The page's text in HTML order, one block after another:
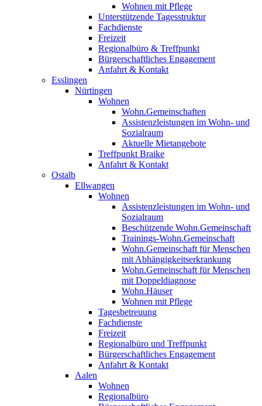
Wohnen mit Pflege
Unterstützende Tagesstruktur
Fachdienste
Freizeit
Regionalbüro & Treffpunkt
Bürgerschaftliches Engagement
Anfahrt & Kontakt
Esslingen
Nürtingen
Wohnen
Wohn.Gemeinschaften
Assistenzleistungen im Wohn- und
Sozialraum
Aktuelle Mietangebote
Treffpunkt Braike
Anfahrt & Kontakt
Ostalb
Ellwangen
Wohnen
Assistenzleistungen im Wohn- und
Sozialraum
Beschützende Wohn.Gemeinschaft
Trainings-Wohn.Gemeinschaft
Wohn.Gemeinschaft für Menschen
mit Abhängigkeitserkrankung
Wohn.Gemeinschaft für Menschen
mit Doppeldiagnose
Wohn.Häuser
Wohnen mit Pflege
Tagesbetreuung
Fachdienste
Freizeit
Regionalbüro und Treffpunkt
Bürgerschaftliches Engagement
Anfahrt & Kontakt
Aalen
Wohnen
Regionalbüro